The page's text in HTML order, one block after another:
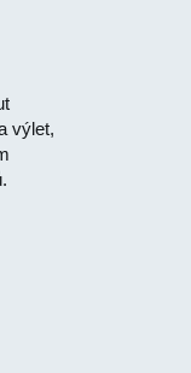
výlet,